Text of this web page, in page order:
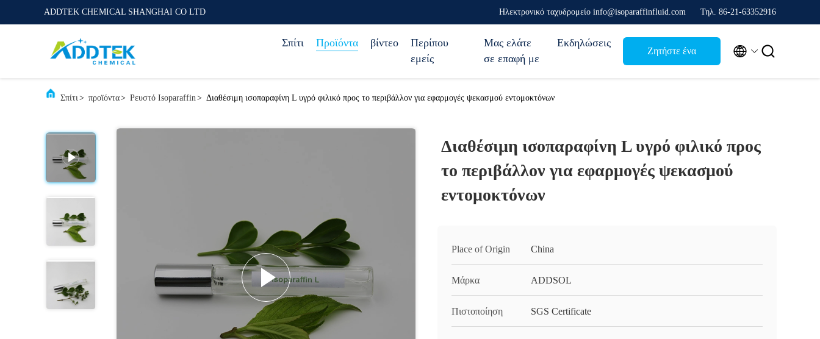
ADDTEK CHEMICAL SHANGHAI CO LTD Ηλεκτρονικό ταχυδρομείο info@isoparaffinfluid.com Τηλ. 86-21-63352916
Σπίτι Προϊόντα βίντεο
Περίπου
εμείς
Μας ελάτε
σε επαφή με
Εκδηλώσεις
Ζητήστε ένα  
Σπίτι> προϊόντα> Ρευστό Isoparaffin> Διαθέσιμη ισοπαραφίνη L υγρό φιλικό προς το περιβάλλον για εφαρμογές ψεκασμού εντομοκτόνων
Διαθέσιμη ισοπαραφίνη L υγρό φιλικό προς
το περιβάλλον για εφαρμογές ψεκασμού
εντομοκτόνων
Place of Origin China
Μάρκα ADDSOL
Πιστοποίηση SGS Certificate